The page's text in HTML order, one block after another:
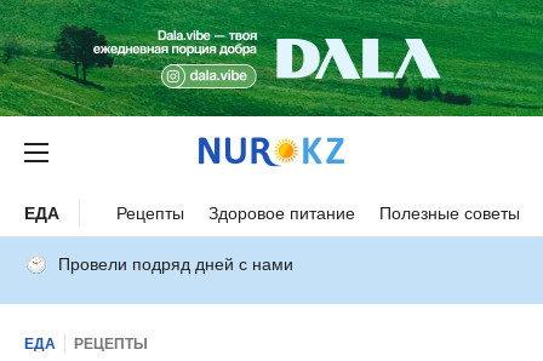
ЕДА Рецепты Здоровое питание Полезные советы
Провели подряд дней с нами
ЕДА РЕЦЕПТЫ